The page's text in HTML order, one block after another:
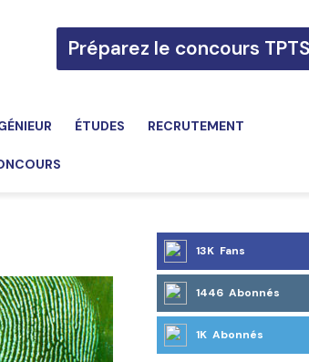
Préparez le concours
ÉTUDES RECRUTEMENT
13K Fans
1446 Abonnés
1K Abonnés